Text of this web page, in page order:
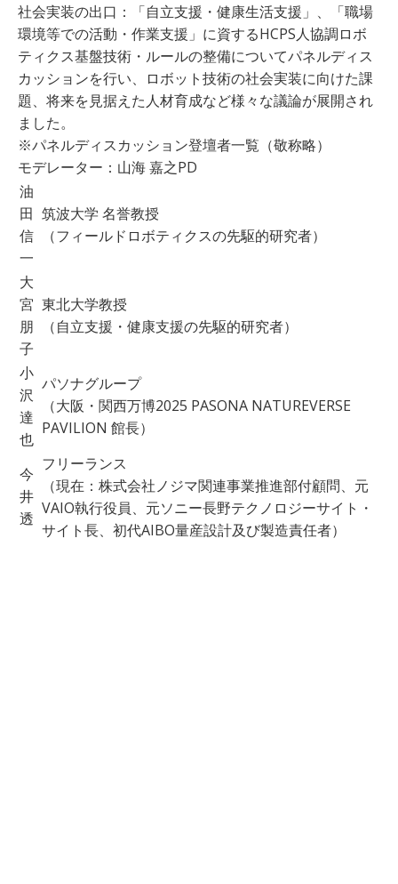
社会実装の出口：「自立支援・健康生活支援」、「職場
環境等での活動・作業支援」に資するHCPS人協調ロボ
ティクス基盤技術・ルールの整備についてパネルディス
カッションを行い、ロボット技術の社会実装に向けた課
題、将来を見据えた人材育成など様々な議論が展開され
ました。
※パネルディスカッション登壇者一覧（敬称略）
モデレーター：山海 嘉之PD
油
田
信
一
筑波大学 名誉教授
（フィールドロボティクスの先駆的研究者）
大
宮
朋
子
東北大学教授
（自立支援・健康支援の先駆的研究者）
小
沢
達
也
パソナグループ
（大阪・関西万博2025 PASONA NATUREVERSE
PAVILION 館長）
今
井
透
フリーランス
（現在：株式会社ノジマ関連事業推進部付顧問、元
VAIO執行役員、元ソニー長野テクノロジーサイト・
サイト長、初代AIBO量産設計及び製造責任者）